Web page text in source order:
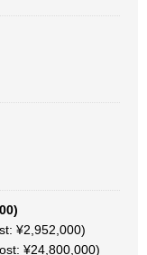
¥2,952,000)
¥24,800,000)